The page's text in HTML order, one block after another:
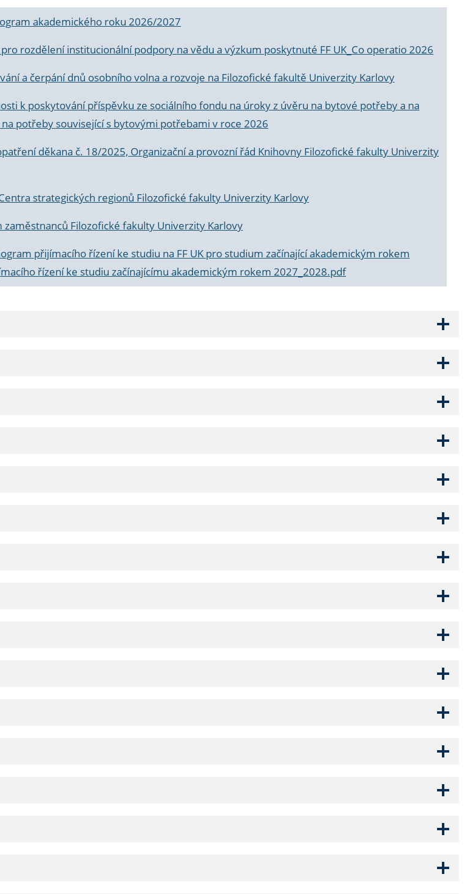
akademického roku 2026/2027
rozdělení institucionální podpory na vědu a výzkum poskytnuté FF UK_Co operatio 2026
a čerpání dnů osobního volna a rozvoje na Filozofické fakultě Univerzity Karlovy
k poskytování příspěvku ze sociálního fondu na úroky z úvěru na bytové potřeby a na
potřeby související s bytovými potřebami v roce 2026
děkana č. 18/2025, Organizační a provozní řád Knihovny Filozofické fakulty Univerzity
strategických regionů Filozofické fakulty Univerzity Karlovy
zaměstnanců Filozofické fakulty Univerzity Karlovy
přijímacího řízení ke studiu na FF UK pro studium začínající akademickým rokem
řízení ke studiu začínajícímu akademickým rokem 2027_2028.pdf